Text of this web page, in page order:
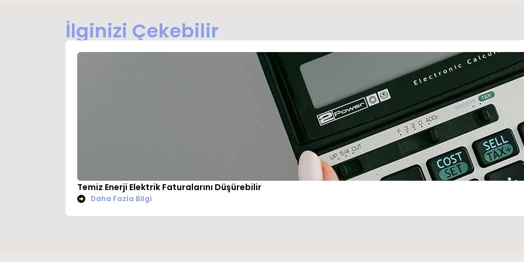
İlginizi Çekebilir
Temiz Enerji Elektrik Faturalarını Düşürebilir
Daha Fazla Bilgi